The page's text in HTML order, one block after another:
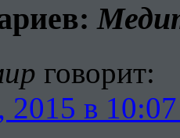
говорит:
2015 в